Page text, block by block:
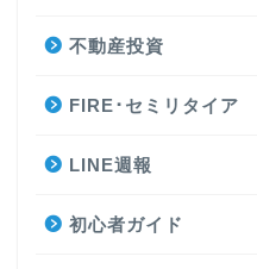
不動産投資
FIRE･セミリタイア
LINE週報
初心者ガイド